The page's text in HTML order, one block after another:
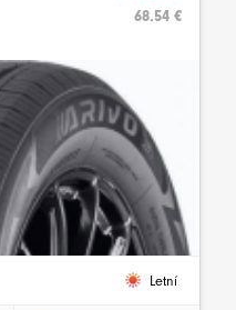
68.54 €
Letní